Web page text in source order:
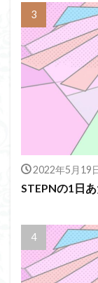
2022年5月19
STEPNの1日